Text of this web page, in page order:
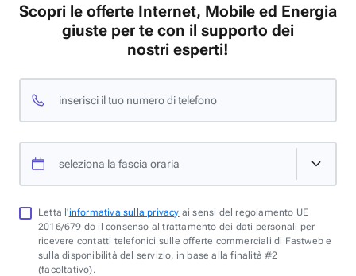
Scopri le offerte Internet, Mobile ed Energia
giuste per te con il supporto dei
nostri esperti!
inserisci il tuo numero di telefono
seleziona la fascia oraria
Letta l'informativa sulla privacy ai sensi del regolamento UE
2016/679 do il consenso al trattamento dei dati personali per
ricevere contatti telefonici sulle offerte commerciali di Fastweb e
sulla disponibilità del servizio, in base alla finalità #2
(facoltativo).